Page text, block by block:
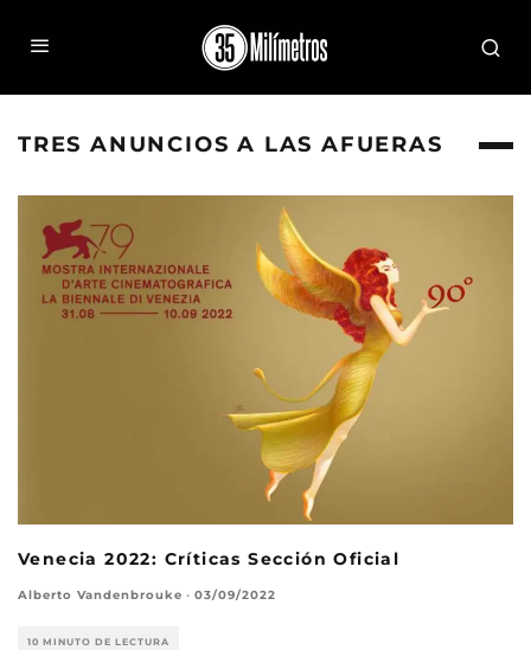
TRES ANUNCIOS A LAS AFUERAS
Venecia 2022: Críticas Sección Oficial
Alberto Vandenbrouke · 03/09/2022
10 MINUTO DE LECTURA